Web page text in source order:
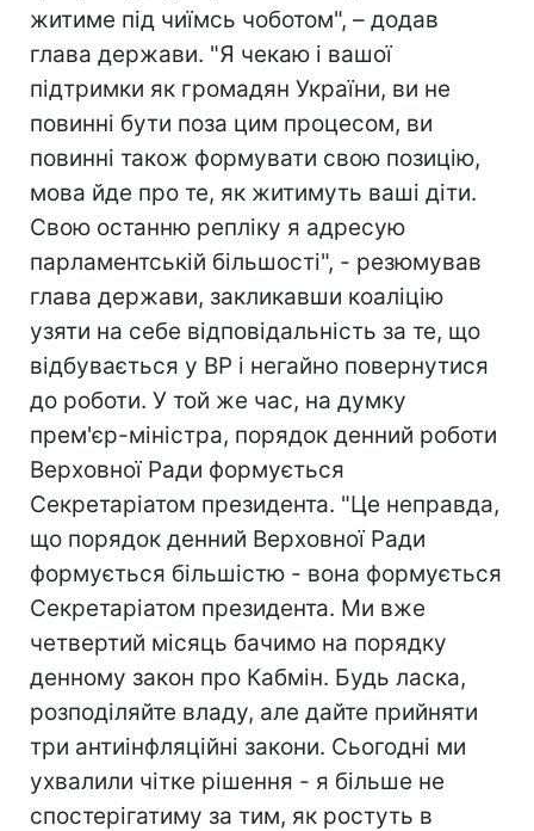
житиме під чиїмсь чоботом", – додав
глава держави. "Я чекаю і вашої
підтримки як громадян України, ви не
повинні бути поза цим процесом, ви
повинні також формувати свою позицію,
мова йде про те, як житимуть ваші діти.
Свою останню репліку я адресую
парламентській більшості", - резюмував
глава держави, закликавши коаліцію
узяти на себе відповідальність за те, що
відбувається у ВР і негайно повернутися
до роботи. У той же час, на думку
прем'єр-міністра, порядок денний роботи
Верховної Ради формується
Секретаріатом президента. "Це неправда,
що порядок денний Верховної Ради
формується більшістю - вона формується
Секретаріатом президента. Ми вже
четвертий місяць бачимо на порядку
денному закон про Кабмін. Будь ласка,
розподіляйте владу, але дайте прийняти
три антиінфляційні закони. Сьогодні ми
ухвалили чітке рішення - я більше не
спостерігатиму за тим, як ростуть в